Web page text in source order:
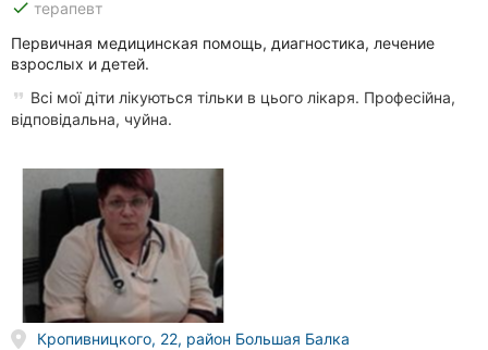
done терапевт
Первичная медицинская помощь, диагностика, лечение
взрослых и детей.
Всі мої діти лікуються тільки в цього лікаря. Професійна,
відповідальна, чуйна.
Кропивницкого, 22, район Большая Балка